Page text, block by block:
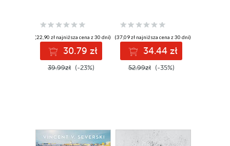
(22,90 zł najniższa cena z 30 dni)
30.79 zł
39.99zł (-23%)
(37,09 zł najniższa cena z 30 dni)
34.44 zł
52.99zł (-35%)